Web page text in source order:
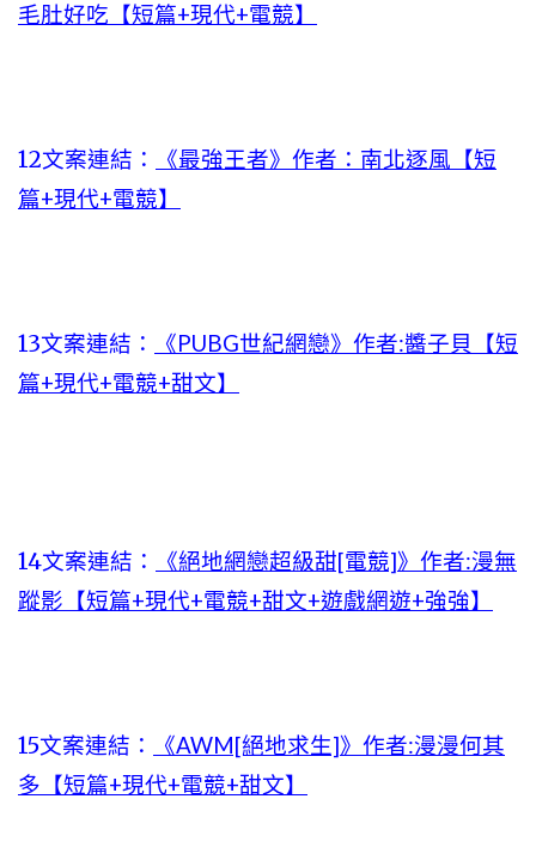
毛肚好吃【短篇+現代+電競】
12文案連結：
《最強王者》作者：南北逐風【短
篇+現代+電競】
13文案連結：
《PUBG世紀網戀》作者:醬子貝【短
篇+現代+電競+甜文】
14文案連結：
《絕地網戀超級甜[電競]》作者:漫無
蹤影【短篇+現代+電競+甜文+遊戲網遊+強強】
15文案連結：
《AWM[絕地求生]》作者:漫漫何其
多【短篇+現代+電競+甜文】